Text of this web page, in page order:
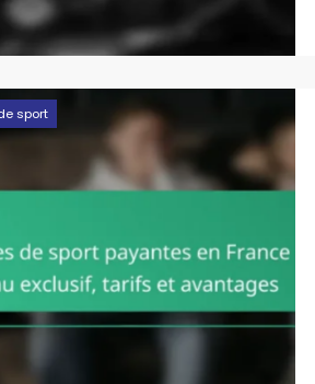
sport